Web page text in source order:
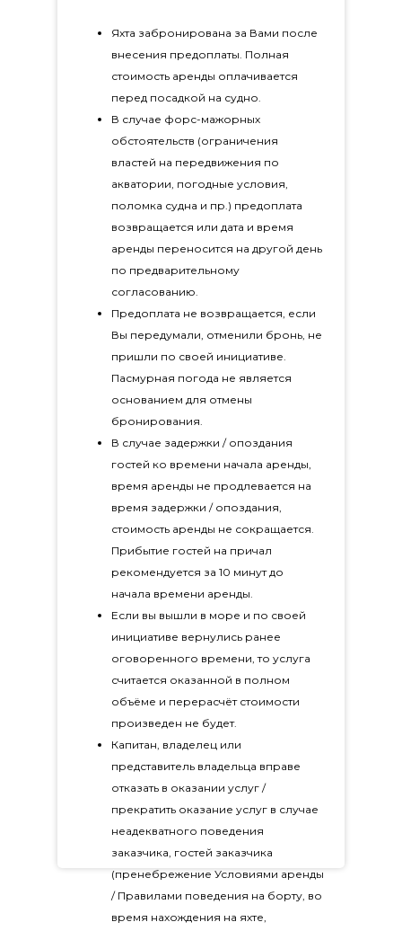
Яхта забронирована за Вами после
внесения предоплаты. Полная
стоимость аренды оплачивается
перед посадкой на судно.
В случае форс-мажорных
обстоятельств (ограничения
властей на передвижения по
акватории, погодные условия,
поломка судна и пр.) предоплата
возвращается или дата и время
аренды переносится на другой день
по предварительному
согласованию.
Предоплата не возвращается, если
Вы передумали, отменили бронь, не
пришли по своей инициативе.
Пасмурная погода не является
основанием для отмены
бронирования.
В случае задержки / опоздания
гостей ко времени начала аренды,
время аренды не продлевается на
время задержки / опоздания,
стоимость аренды не сокращается.
Прибытие гостей на причал
рекомендуется за 10 минут до
начала времени аренды.
Если вы вышли в море и по своей
инициативе вернулись ранее
оговоренного времени, то услуга
считается оказанной в полном
объёме и перерасчёт стоимости
произведен не будет.
Капитан, владелец или
представитель владельца вправе
отказать в оказании услуг /
прекратить оказание услуг в случае
неадекватного поведения
заказчика, гостей заказчика
(пренебрежение Условиями аренды
/ Правилами поведения на борту, во
время нахождения на яхте,